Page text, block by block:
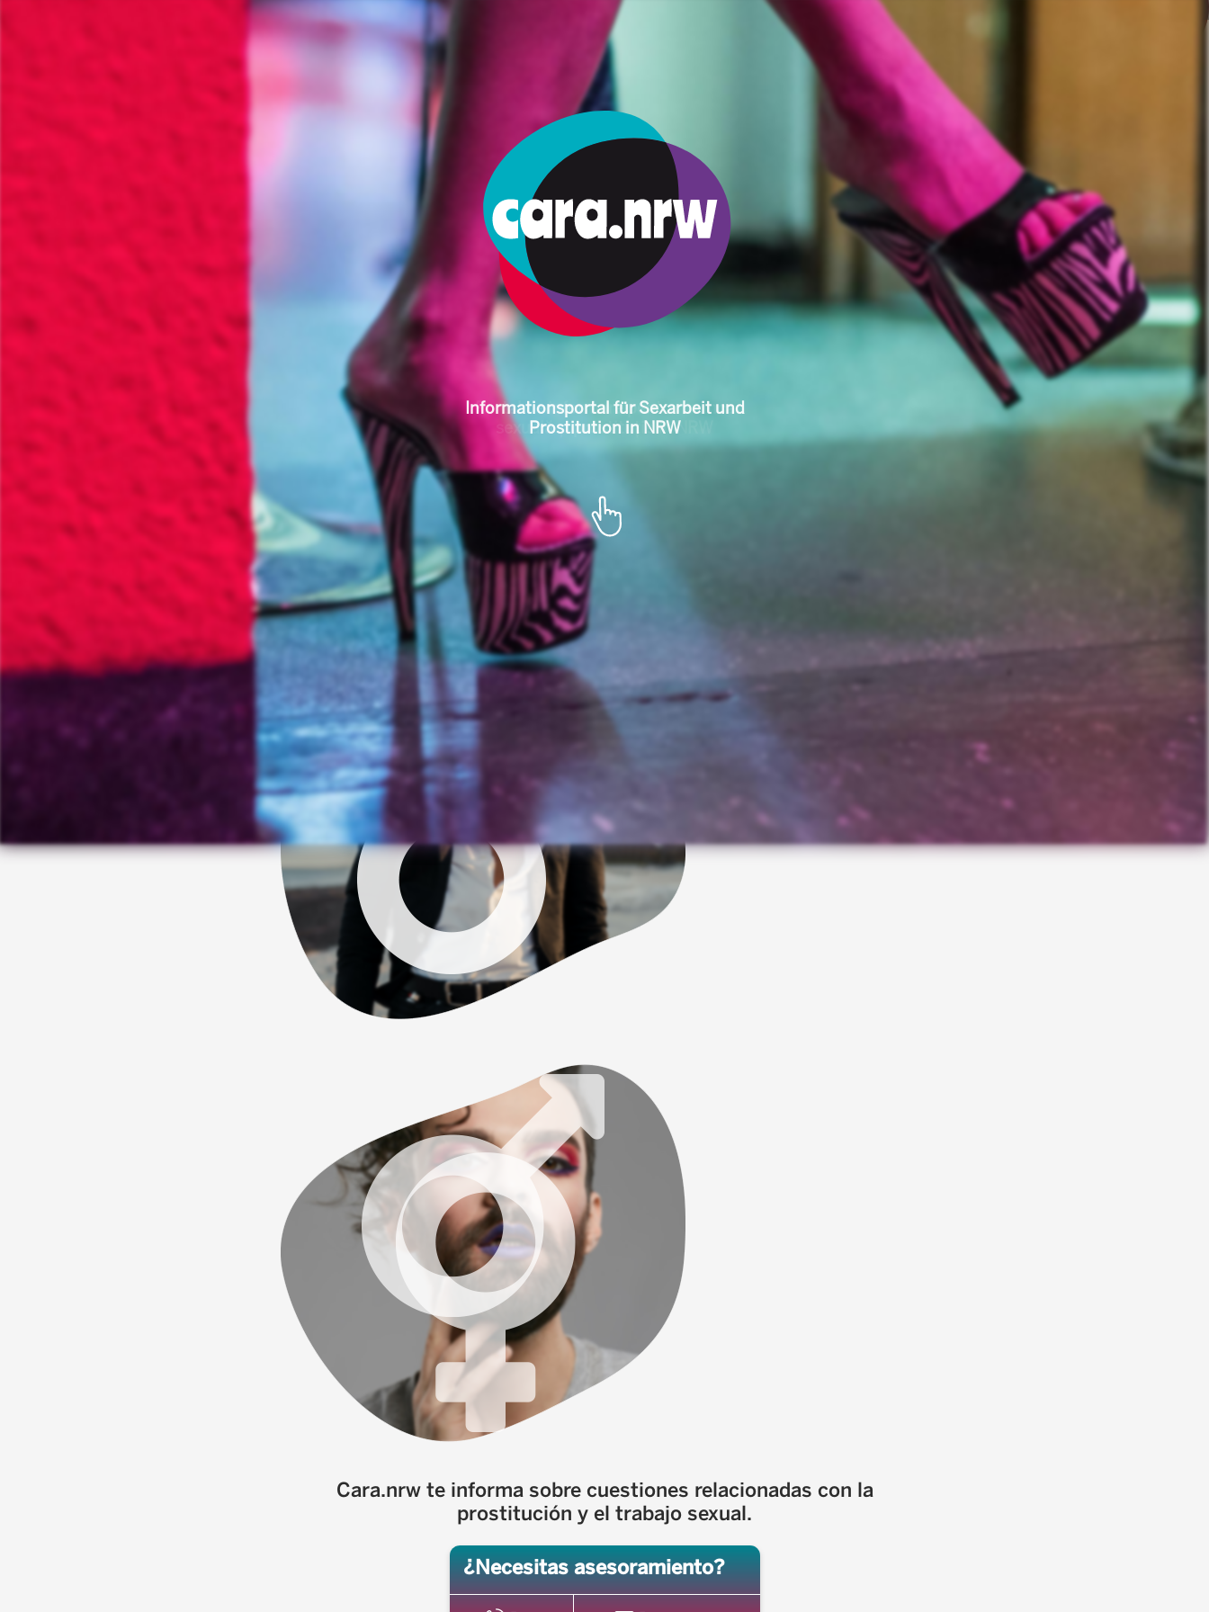
Portal de información sobre el trabajo sexual y la
Informationsportal für Sexarbeit und Prostitution in
Portal de informare pentru munca
sexuală și prostituție în NRW
Cara.nrw te informa sobre cuestiones relacionadas con la
prostitución y el trabajo sexual.
¿Necesitas asesoramiento?